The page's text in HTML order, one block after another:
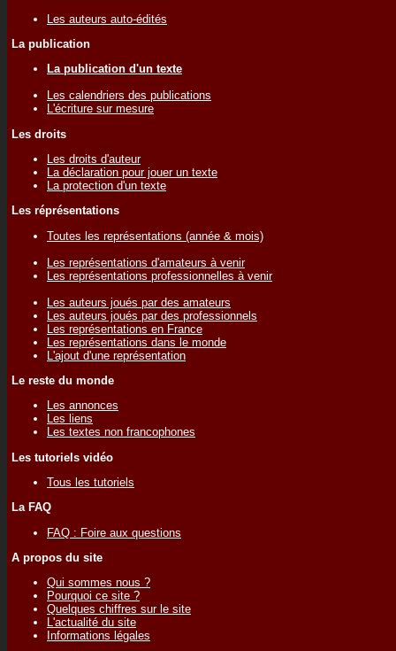
Les auteurs auto-édités
La publication
La publication d'un texte
Les calendriers des publications
L'écriture sur mesure
Les droits
Les droits d'auteur
La déclaration pour jouer un texte
La protection d'un texte
Les réprésentations
Toutes les représentations (année & mois)
Les représentations d'amateurs à venir
Les représentations professionnelles à venir
Les auteurs joués par des amateurs
Les auteurs joués par des professionnels
Les représentations en France
Les représentations dans le monde
L'ajout d'une représentation
Le reste du monde
Les annonces
Les liens
Les textes non francophones
Les tutoriels vidéo
Tous les tutoriels
La FAQ
FAQ : Foire aux questions
A propos du site
Qui sommes nous ?
Pourquoi ce site ?
Quelques chiffres sur le site
L'actualité du site
Informations légales